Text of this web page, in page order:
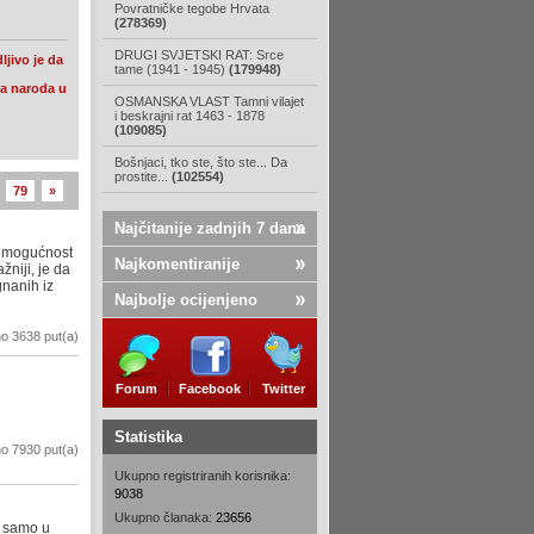
Povratničke tegobe Hrvata
(278369)
DRUGI SVJETSKI RAT: Srce
tame (1941 - 1945) (179948)
OSMANSKA VLAST Tamni vilajet
i beskrajni rat 1463 - 1878
(109085)
Bošnjaci, tko ste, što ste... Da
prostite... (102554)
Najčitanije zadnjih 7 dana
Najkomentiranije
Najbolje ocijenjeno
Forum Facebook Twitter
Statistika
Ukupno registriranih korisnika:
9038
Ukupno članaka: 23656
je da
naroda u
79 »
je da
iz
3638 put(a)
7930 put(a)
u